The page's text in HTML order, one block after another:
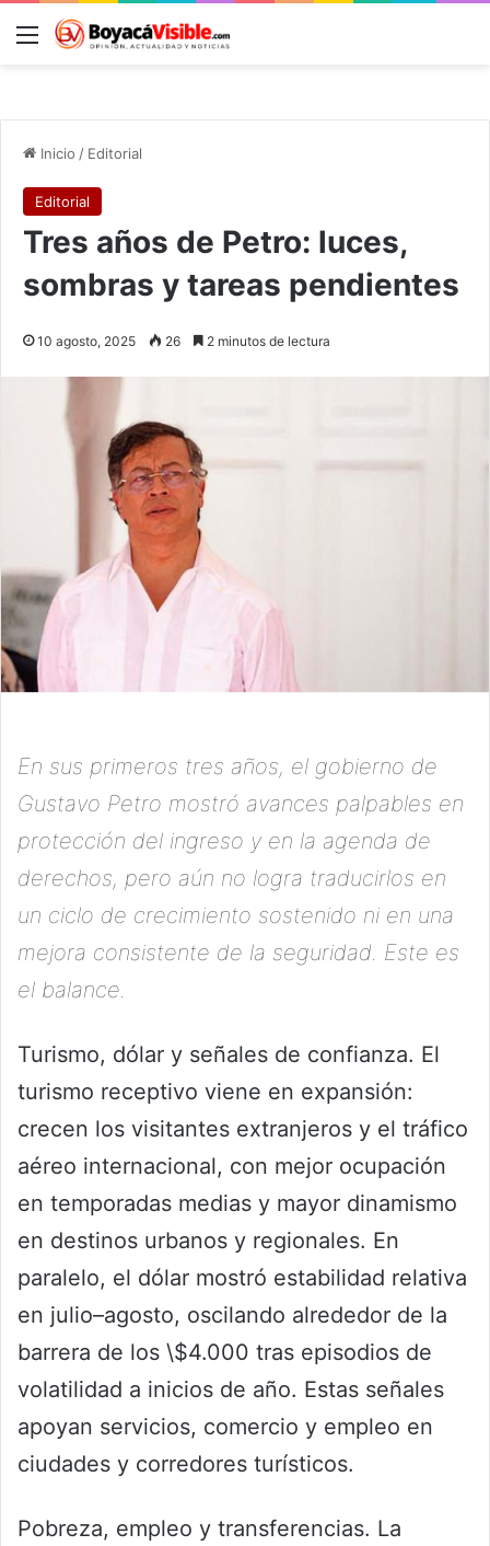
Menú
Inicio / Editorial
Editorial
Tres años de Petro: luces,
sombras y tareas pendientes
10 agosto, 2025 26 2 minutos de lectura
En sus primeros tres años, el gobierno de
Gustavo Petro mostró avances palpables en
protección del ingreso y en la agenda de
derechos, pero aún no logra traducirlos en
un ciclo de crecimiento sostenido ni en una
mejora consistente de la seguridad. Este es
el balance.
Turismo, dólar y señales de confianza. El
turismo receptivo viene en expansión:
crecen los visitantes extranjeros y el tráfico
aéreo internacional, con mejor ocupación
en temporadas medias y mayor dinamismo
en destinos urbanos y regionales. En
paralelo, el dólar mostró estabilidad relativa
en julio–agosto, oscilando alrededor de la
barrera de los \$4.000 tras episodios de
volatilidad a inicios de año. Estas señales
apoyan servicios, comercio y empleo en
ciudades y corredores turísticos.
Pobreza, empleo y transferencias. La